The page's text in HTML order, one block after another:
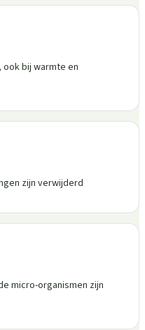
bij warmte en
zijn verwijderd
micro-organismen zijn